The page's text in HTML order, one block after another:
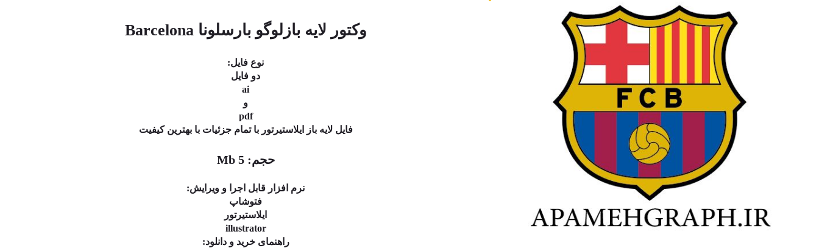
وکتور لایه بازلوگو بارسلونا Barcelona
نوع فایل:
دو فایل
ai
و
pdf
فایل لایه باز ایلاستیرتور با تمام جزئیات با بهترین کیفیت
حجم: 5 Mb
نرم افزار قابل اجرا و ویرایش:
فتوشاپ
ایلاستیرتور
illustrator
راهنمای خرید و دانلود: